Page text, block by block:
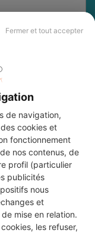
Fermer et tout accepter
de navigation,
cookies et
fonctionnement
nos contenus, de
profil (particulier
publicités
nous
et
mise en relation.
les refuser,